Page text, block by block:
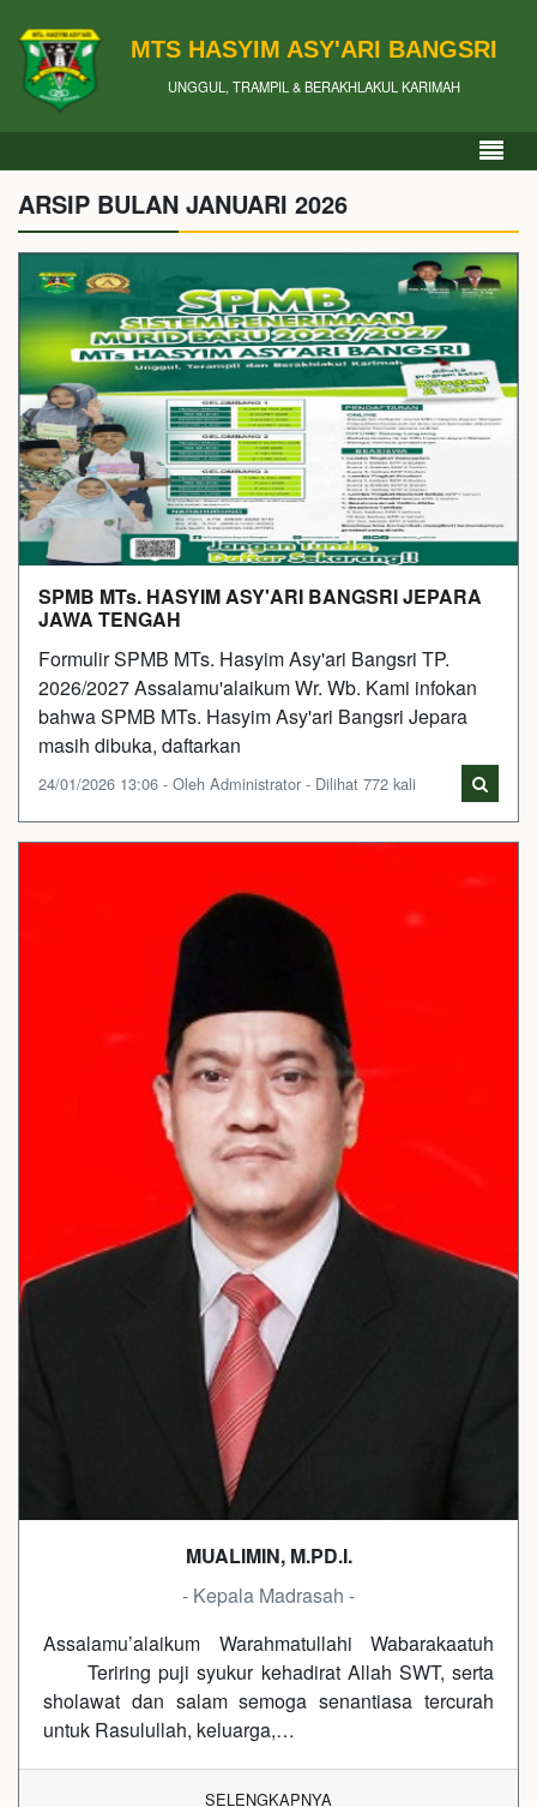
MTS HASYIM ASY'ARI BANGSRI
UNGGUL, TRAMPIL & BERAKHLAKUL KARIMAH
ARSIP BULAN JANUARI 2026
SPMB MTs. HASYIM ASY'ARI BANGSRI JEPARA
JAWA TENGAH
Formulir SPMB MTs. Hasyim Asy'ari Bangsri TP.
2026/2027 Assalamu'alaikum Wr. Wb. Kami infokan
bahwa SPMB MTs. Hasyim Asy'ari Bangsri Jepara
masih dibuka, daftarkan
24/01/2026 13:06 - Oleh Administrator - Dilihat 772 kali
MUALIMIN, M.PD.I.
- Kepala Madrasah -
Assalamu’alaikum Warahmatullahi Wabarakaatuh
Teriring puji syukur kehadirat Allah SWT, serta
sholawat dan salam semoga senantiasa tercurah
untuk Rasulullah, keluarga,…
SELENGKAPNYA